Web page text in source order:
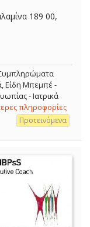
189 00,
Είδη Μπεμπέ -
- Ιατρικά
πληροφορίες
Προτεινόμενα